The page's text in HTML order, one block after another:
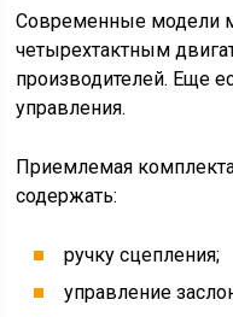
Современные модели
четырехтактным
производителей. Еще
управления.
Приемлемая
содержать:
ручку сцепления;
управление